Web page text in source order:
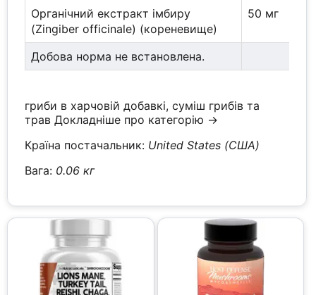
Органічний екстракт імбиру
(Zingiber officinale) (кореневище)
50 мг
Добова норма не встановлена.
гриби в харчовій добавкі, суміш грибів та
травДокладніше про категорію →
Країна постачальник: United States (США)
Вага: 0.06 кг